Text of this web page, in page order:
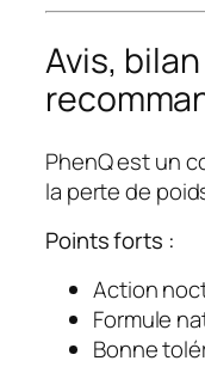
Avis,
PhenQ est un
la perte de
Points forts :
Action
Formule
Bonne